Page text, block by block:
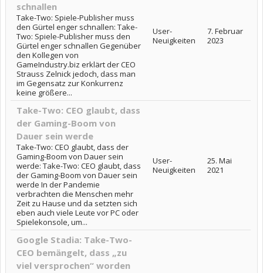
schnallen
Take-Two: Spiele-Publisher muss
den Gürtel enger schnallen: Take-
Two: Spiele-Publisher muss den
Gürtel enger schnallen Gegenüber
den Kollegen von
GameIndustry.biz erklärt der CEO
Strauss Zelnick jedoch, dass man
im Gegensatz zur Konkurrenz
keine größere...
User-
Neuigkeiten
7. Februar
2023
Take-Two: CEO glaubt, dass
der Gaming-Boom von
Dauer sein werde
Take-Two: CEO glaubt, dass der
Gaming-Boom von Dauer sein
werde: Take-Two: CEO glaubt, dass
der Gaming-Boom von Dauer sein
werde In der Pandemie
verbrachten die Menschen mehr
Zeit zu Hause und da setzten sich
eben auch viele Leute vor PC oder
Spielekonsole, um...
User-
Neuigkeiten
25. Mai
2021
Google Stadia: Take-Two-
CEO bemängelt, dass „zu
viel versprochen“ worden